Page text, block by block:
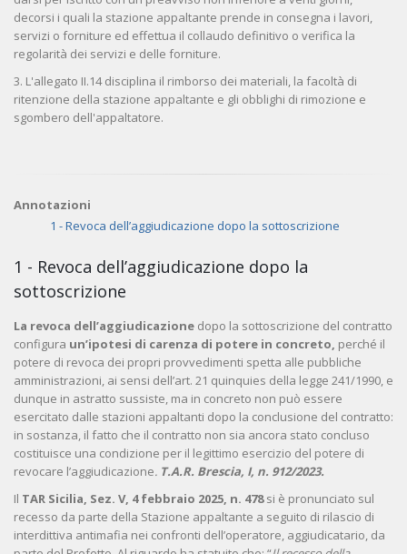
decorsi i quali la stazione appaltante prende in consegna i lavori,
servizi o forniture ed effettua il collaudo definitivo o verifica la
regolarità dei servizi e delle forniture.
3. L'allegato II.14 disciplina il rimborso dei materiali, la facoltà di
ritenzione della stazione appaltante e gli obblighi di rimozione e
sgombero dell'appaltatore.
Annotazioni
1 - Revoca dell’aggiudicazione dopo la sottoscrizione
1 - Revoca dell’aggiudicazione dopo la
sottoscrizione
La revoca dell’aggiudicazione dopo la sottoscrizione del contratto
configura un’ipotesi di carenza di potere in concreto, perché il
potere di revoca dei propri provvedimenti spetta alle pubbliche
amministrazioni, ai sensi dell’art. 21 quinquies della legge 241/1990, e
dunque in astratto sussiste, ma in concreto non può essere
esercitato dalle stazioni appaltanti dopo la conclusione del contratto:
in sostanza, il fatto che il contratto non sia ancora stato concluso
costituisce una condizione per il legittimo esercizio del potere di
revocare l’aggiudicazione. T.A.R. Brescia, I, n. 912/2023.
Il TAR Sicilia, Sez. V, 4 febbraio 2025, n. 478si è pronunciato sul
recesso da parte della Stazione appaltante a seguito di rilascio di
interdittiva antimafia nei confronti dell’operatore, aggiudicatario, da